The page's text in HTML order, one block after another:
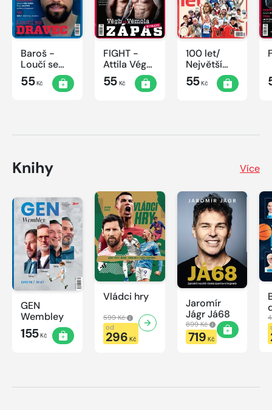
Baroš -
Loučí se
dravec
55Kč
FIGHT -
Attila Végh
vs. Karlos
Vémola
55Kč
100 let/
Největší
okamžiky
českého
55Kč
Knihy Více
GEN
Wembley
155Kč
Vládci hry
599 Kč
od
296 Kč
Jaromír
Jágr Já68
899 Kč
719 Kč